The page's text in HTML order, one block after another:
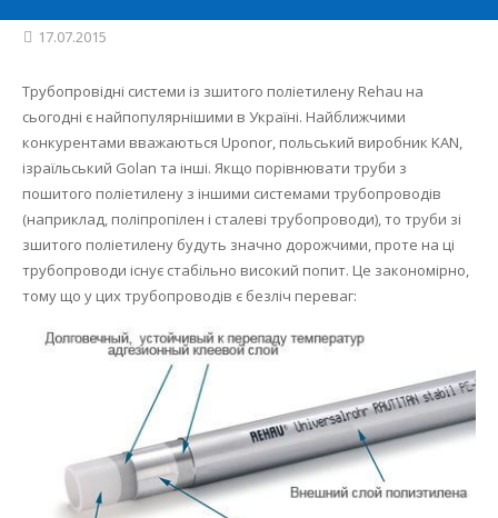
Новини
Партнерам
Відгуки
Вакансії
Вентиляція під ключ
Опалення під ключ
Осушувач басейну під ключ
Проектування
Сервіс
Портфоліо
Практика
Статті
Вентиляція
Кондиціонери
Осушення
Опалення
Часті питання
Контакти
[RU|UA]
17.07.2015
Трубопровідні системи із зшитого поліетилену Rehau на
сьогодні є найпопулярнішими в Україні. Найближчими
конкурентами вважаються Uponor, польський виробник KAN,
ізраїльський Golan та інші. Якщо порівнювати труби з
пошитого поліетилену з іншими системами трубопроводів
(наприклад, поліпропілен і сталеві трубопроводи), то труби зі
зшитого поліетилену будуть значно дорожчими, проте на ці
трубопроводи існує стабільно високий попит. Це закономірно,
тому що у цих трубопроводів є безліч переваг: